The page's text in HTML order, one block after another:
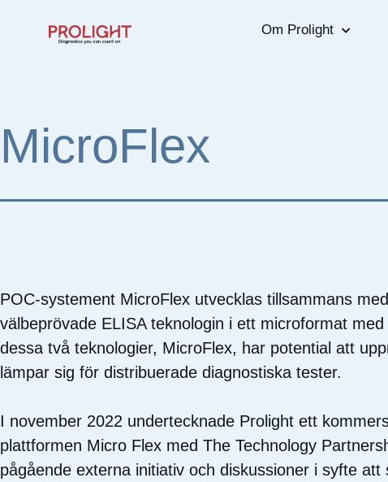
Om Prolight
MicroFlex
POC-systement MicroFlex utvecklas tillsammans
välbeprövade ELISA teknologin i ett microformat
dessa två teknologier, MicroFlex, har potential att
lämpar sig för distribuerade diagnostiska tester.
I november 2022 undertecknade Prolight ett
plattformen Micro Flex med The Technology
pågående externa initiativ och diskussioner i syfte